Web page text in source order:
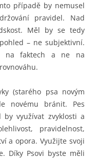
případě by nemusel
pravidel. Nad
Měl by se tedy
– ne subjektivní.
na faktech a ne na
(starého psa novým
novému bránit. Pes
využívat zvyklosti a
pravidelnost,
a opora. Využijte svoji
Díky Psovi byste měli